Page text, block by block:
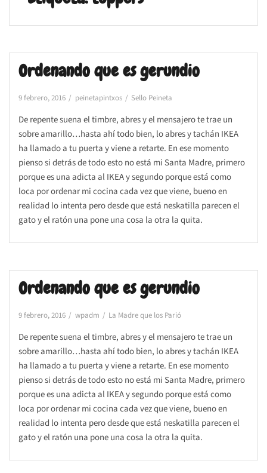
Ordenando que es gerundio
9 febrero, 2016 peinetapintxos Sello Peineta
De repente suena el timbre, abres y el mensajero te trae un
sobre amarillo…hasta ahí todo bien, lo abres y tachán IKEA
ha llamado a tu puerta y viene a retarte. En ese momento
pienso si detrás de todo esto no está mi Santa Madre, primero
porque es una adicta al IKEA y segundo porque está como
loca por ordenar mi cocina cada vez que viene, bueno en
realidad lo intenta pero desde que está neskatilla parecen el
gato y el ratón una pone una cosa la otra la quita.
Ordenando que es gerundio
9 febrero, 2016 wpadm La Madre que los Parió
De repente suena el timbre, abres y el mensajero te trae un
sobre amarillo…hasta ahí todo bien, lo abres y tachán IKEA
ha llamado a tu puerta y viene a retarte. En ese momento
pienso si detrás de todo esto no está mi Santa Madre, primero
porque es una adicta al IKEA y segundo porque está como
loca por ordenar mi cocina cada vez que viene, bueno en
realidad lo intenta pero desde que está neskatilla parecen el
gato y el ratón una pone una cosa la otra la quita.